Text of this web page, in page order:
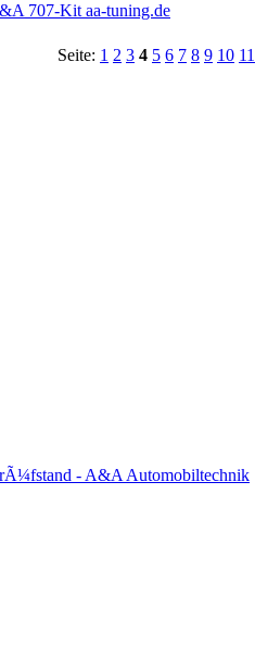
707-Kit aa-tuning.de
Seite: 1 2 3 4 5 6 7 8 9 10 11
- A&A Automobiltechnik